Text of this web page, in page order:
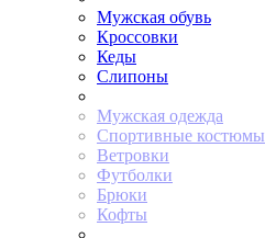
Мужская обувь
Кроссовки
Кеды
Слипоны
Мужская одежда
Спортивные костюмы
Ветровки
Футболки
Брюки
Кофты